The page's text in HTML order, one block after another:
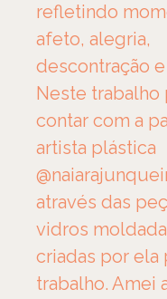
refletindo
afeto, alegria,
descontração e
Neste trabalho
contar com a
artista plástica
através das
vidros
criadas por ela
trabalho. Amei